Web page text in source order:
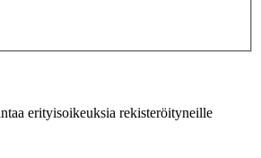
erityisoikeuksia rekisteröityneille